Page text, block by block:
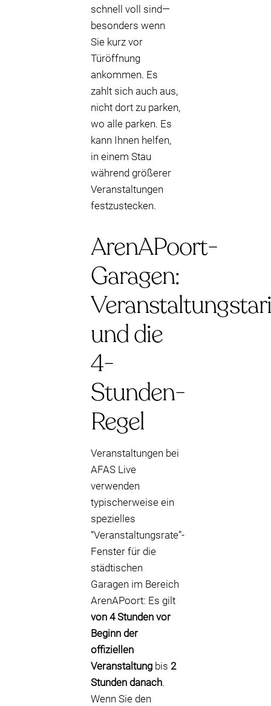
schnell voll sind—
besonders wenn
Sie kurz vor
Türöffnung
ankommen. Es
zahlt sich auch aus,
nicht dort zu parken,
wo alle parken. Es
kann Ihnen helfen,
in einem Stau
während größerer
Veranstaltungen
festzustecken.
ArenAPoort-
Garagen:
und die
4-
Stunden-
Regel
Veranstaltungen bei
AFAS Live
verwenden
typischerweise ein
spezielles
“Veranstaltungsrate”-
Fenster für die
städtischen
Garagen im Bereich
ArenAPoort: Es gilt
von 4 Stunden vor
Beginn der
offiziellen
Veranstaltung bis 2
Stunden danach.
Wenn Sie den